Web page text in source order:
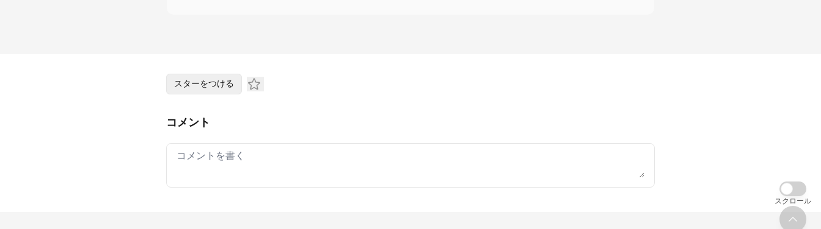
スターをつける
コメント
Your comment
スクロール